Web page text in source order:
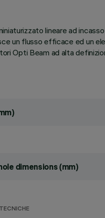
lineare ad
un flusso efficace ed un
Opti Beam ad alta
dimensions (mm)